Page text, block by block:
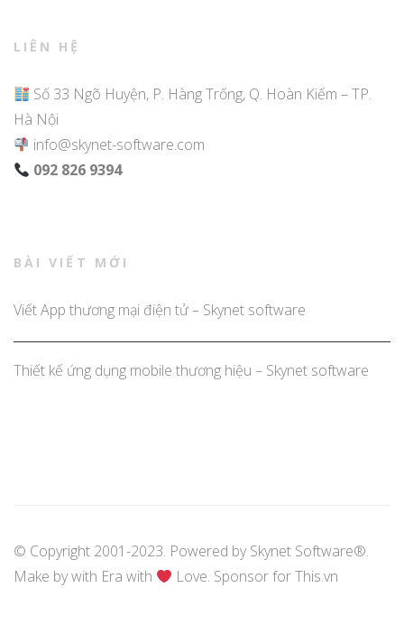
LIÊN HỆ
Số 33 Ngõ Huyện, P. Hàng Trống, Q. Hoàn Kiếm – TP.
Hà Nội
info@skynet-software.com
092 826 9394
BÀI VIẾT MỚI
Viết App thương mại điện tử – Skynet software
Thiết kế ứng dụng mobile thương hiệu – Skynet software
© Copyright 2001-2023. Powered by Skynet Software®.
Make by with Era with Love. Sponsor forThis.vn